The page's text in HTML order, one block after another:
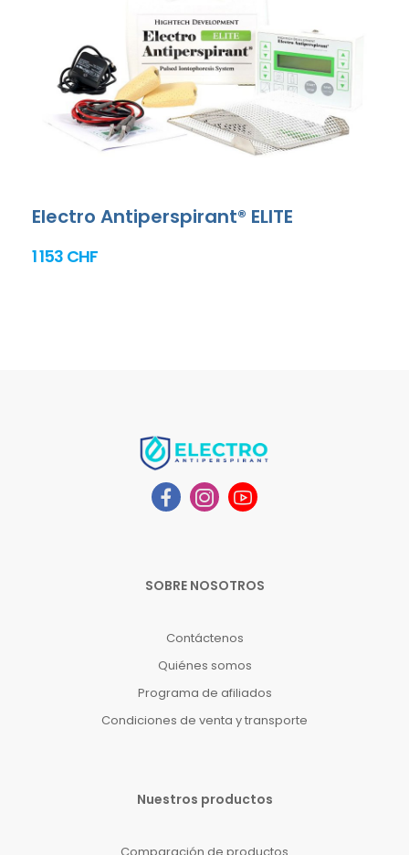
Electro Antiperspirant® ELITE
1 153 CHF
SOBRE NOSOTROS
Contáctenos
Quiénes somos
Programa de afiliados
Condiciones de venta y transporte
Nuestros productos